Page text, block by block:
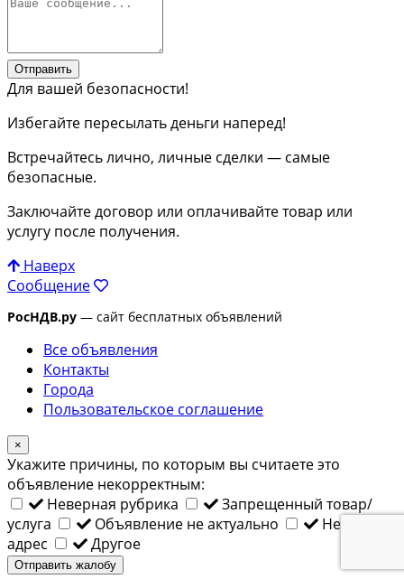
Отправить
Для вашей безопасности!
Избегайте пересылать деньги наперед!
Встречайтесь лично, личные сделки — самые
безопасные.
Заключайте договор или оплачивайте товар или
услугу после получения.
Наверх
Сообщение
РосНДВ.ру — сайт бесплатных объявлений
Все объявления
Контакты
Города
Пользовательское соглашение
×
Укажите причины, по которым вы считаете это
объявление некорректным:
Неверная рубрика
Запрещенный товар/
услуга
Объявление не актуально
Неверный
адрес
Другое
Отправить жалобу